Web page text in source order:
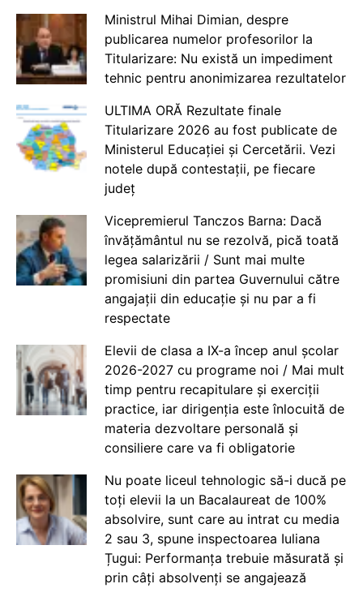
Ministrul Mihai Dimian, despre
publicarea numelor profesorilor la
Titularizare: Nu există un impediment
tehnic pentru anonimizarea rezultatelor
ULTIMA ORĂ Rezultate finale
Titularizare 2026 au fost publicate de
Ministerul Educației și Cercetării. Vezi
notele după contestații, pe fiecare
județ
Vicepremierul Tanczos Barna: Dacă
învățământul nu se rezolvă, pică toată
legea salarizării / Sunt mai multe
promisiuni din partea Guvernului către
angajații din educație și nu par a fi
respectate
Elevii de clasa a IX-a încep anul școlar
2026-2027 cu programe noi / Mai mult
timp pentru recapitulare și exerciții
practice, iar dirigenția este înlocuită de
materia dezvoltare personală și
consiliere care va fi obligatorie
Nu poate liceul tehnologic să-i ducă pe
toți elevii la un Bacalaureat de 100%
absolvire, sunt care au intrat cu media
2 sau 3, spune inspectoarea Iuliana
Țugui: Performanța trebuie măsurată și
prin câți absolvenți se angajează